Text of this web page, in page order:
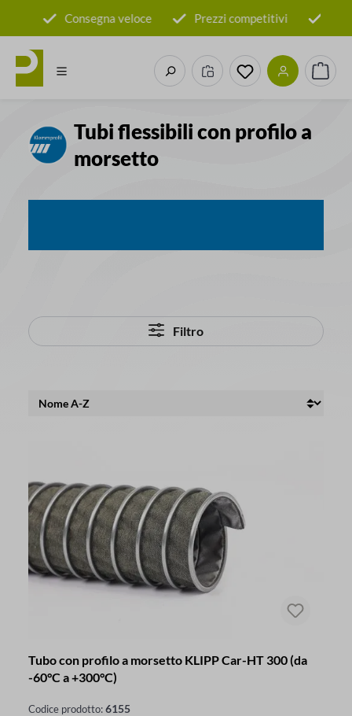
Passa al contenuto principale
Consegna veloce Prezzi competitivi
Hai 0 articoli nella
Il
Tubi flessibili con profilo a
morsetto
Filtro
Tubo con profilo a morsetto KLIPP Car-HT 300 (da
-60°C a +300°C)
Codice prodotto:6155